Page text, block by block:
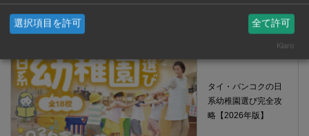
タイ・バンコクの日
系幼稚園選び完全攻
略【2026年版】
選択項目を許可 全て許可
Klaro